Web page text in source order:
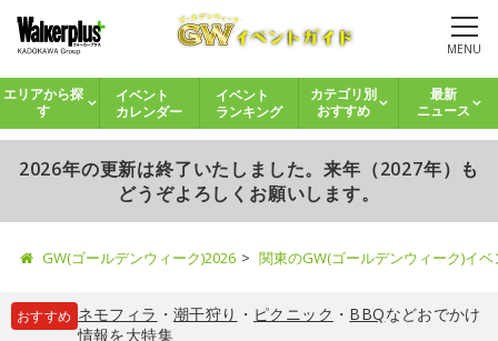
MENU
エリアから探
す
イベント
カレンダー
イベント
ランキング
カテゴリ別
おすすめ
最新
ニュース
2026年の更新は終了いたしました。来年（2027年）も
どうぞよろしくお願いします。
GW(ゴールデンウィーク)2026 関東のGW(ゴールデンウィーク)イ
おすすめ ネモフィラ ・ 潮干狩り ・ ピクニック ・ BBQなどおでかけ
情報を大特集